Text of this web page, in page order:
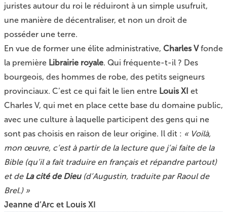
juristes autour du roi le réduiront à un simple usufruit,
une manière de décentraliser, et non un droit de
posséder une terre.
En vue de former une élite administrative, Charles Vfonde
la première Librairie royale. Qui fréquente-t-il ? Des
bourgeois, des hommes de robe, des petits seigneurs
provinciaux. C’est ce qui fait le lien entre Louis XI et
Charles V, qui met en place cette base du domaine public,
avec une culture à laquelle participent des gens qui ne
sont pas choisis en raison de leur origine. Il dit : « Voilà,
mon œuvre, c’est à partir de la lecture que j’ai faite de la
Bible ­­­­(qu’il a fait traduire en français et répandre partout)
et de La cité de Dieu(d’Augustin, traduite par Raoul de
Brel.) »
Jeanne d’Arc et Louis XI